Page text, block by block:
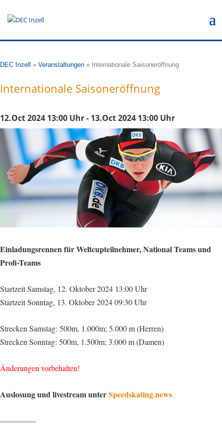
DEC Inzell » Veranstaltungen » Internationale Saisoneröffnung
Internationale Saisoneröffnung
12.Oct 2024 13:00 Uhr - 13.Oct 2024 13:00 Uhr
Einladungsrennen für Weltcupteilnehmer, National Teams und
Profi-Teams
Startzeit Samstag, 12. Oktober 2024 13:00 Uhr
Startzeit Sonntag, 13. Oktober 2024 09:30 Uhr
Strecken Samstag: 500m, 1.000m; 5.000 m (Herren)
Strecken Sonntag: 500m, 1.500m; 3.000 m (Damen)
Änderungen vorbehalten!
Auslosung und livestream unterSpeedskating.news
————–